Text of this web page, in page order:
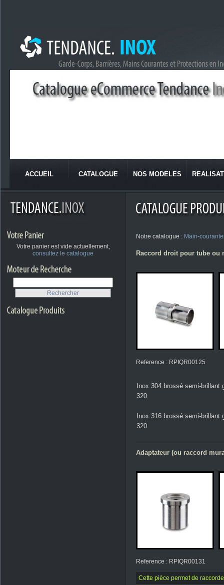
ACCUEIL CATALOGUE NOS MODELES
Votre panier est vide actuellement,
consultez le catalogue
Notre catalogue : Main-
Raccord droit pour tube ou
Reference : RPIQR00125
Inox 304 brossé semi-brillant
320
Inox 316 brossé semi-brillant
320
Adaptateur (ou raccord
Reference : RPIQR00131
Cette pièce permet de